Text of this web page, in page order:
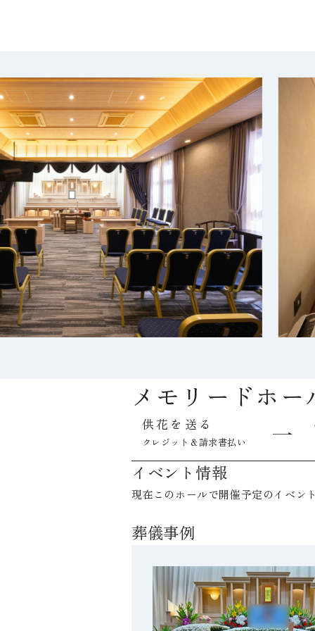
メモリードホー
供花を送る
クレジット＆請求書払い
イベント情報
現在このホールで開催予定のイベン
葬儀事例